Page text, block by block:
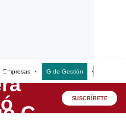
Empresas G de Gestión
SUSCRÍBETE